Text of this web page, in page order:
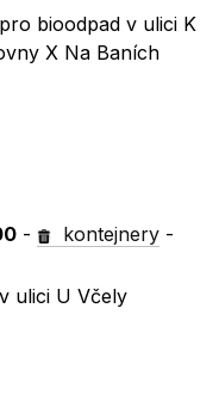
bioodpad v ulici K
X Na Baních
- kontejnery -
ulici U Včely